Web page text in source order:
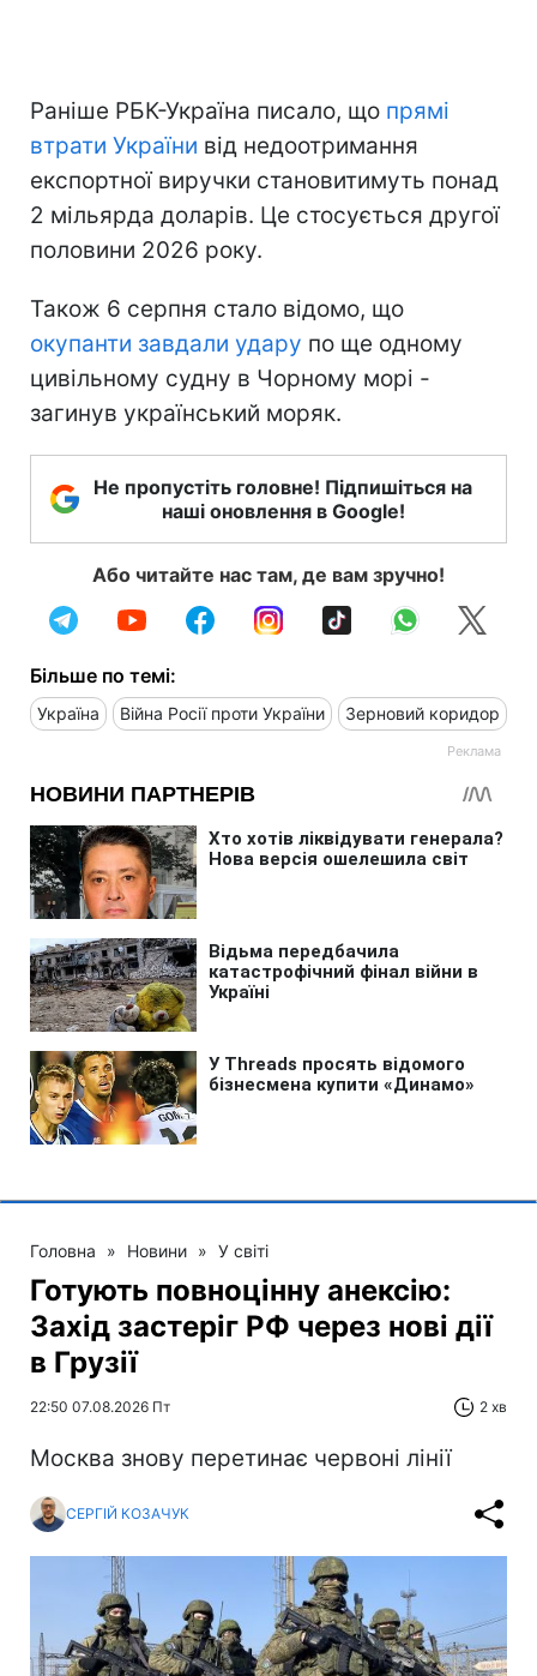
Раніше РБК-Україна писало, що прямі
втрати України від недоотримання
експортної виручки становитимуть понад
2 мільярда доларів. Це стосується другої
половини 2026 року.
Також 6 серпня стало відомо, що
окупанти завдали удару по ще одному
цивільному судну в Чорному морі -
загинув український моряк.
Не пропустіть головне! Підпишіться на
наші оновлення в Google!
Або читайте нас там, де вам зручно!
Більше по темі:
Україна Війна Росії проти України Зерновий коридор
Головна » Новини » У світі
Готують повноцінну анексію:
Захід застеріг РФ через нові дії
в Грузії
22:50 07.08.2026 Пт 2 хв
Москва знову перетинає червоні лінії
СЕРГІЙ КОЗАЧУК